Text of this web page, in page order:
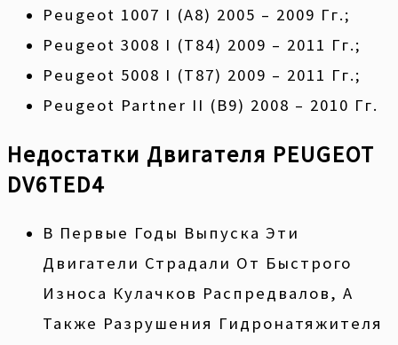
Peugeot 1007 I (A8) 2005 – 2009 Гг.;
Peugeot 3008 I (T84) 2009 – 2011 Гг.;
Peugeot 5008 I (T87) 2009 – 2011 Гг.;
Peugeot Partner II (B9) 2008 – 2010 Гг.
Недостатки Двигателя PEUGEOT
DV6TED4
В Первые Годы Выпуска Эти
Двигатели Страдали От Быстрого
Износа Кулачков Распредвалов, А
Также Разрушения Гидронатяжителя